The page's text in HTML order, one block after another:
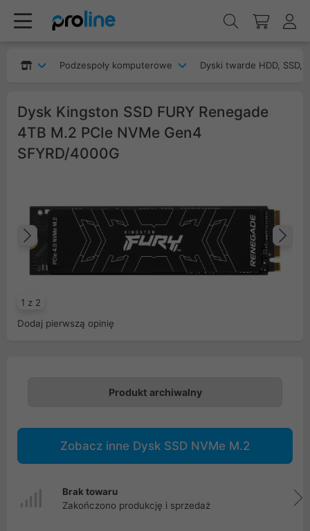
Podzespoły komputerowe Dyski twarde HDD, SSD,
Dysk Kingston SSD FURY Renegade
4TB M.2 PCIe NVMe Gen4
SFYRD/4000G
1 z 2
Poprzedni
Dodaj pierwszą opinię
Produkt archiwalny
Zobacz inne Dysk SSD NVMe M.2
Brak towaru
Zakończono produkcję i sprzedaż